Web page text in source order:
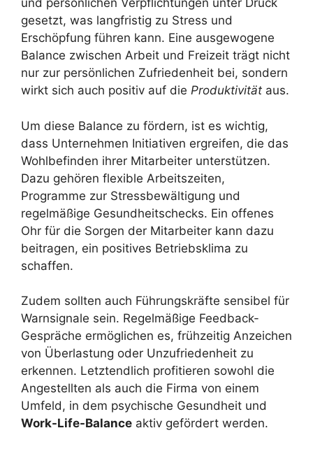
und persönlichen Verpflichtungen unter Druck
gesetzt, was langfristig zu Stress und
Erschöpfung führen kann. Eine ausgewogene
Balance zwischen Arbeit und Freizeit trägt nicht
nur zur persönlichen Zufriedenheit bei, sondern
wirkt sich auch positiv auf die Produktivität aus.
Um diese Balance zu fördern, ist es wichtig,
dass Unternehmen Initiativen ergreifen, die das
Wohlbefinden ihrer Mitarbeiter unterstützen.
Dazu gehören flexible Arbeitszeiten,
Programme zur Stressbewältigung und
regelmäßige Gesundheitschecks. Ein offenes
Ohr für die Sorgen der Mitarbeiter kann dazu
beitragen, ein positives Betriebsklima zu
schaffen.
Zudem sollten auch Führungskräfte sensibel für
Warnsignale sein. Regelmäßige Feedback-
Gespräche ermöglichen es, frühzeitig Anzeichen
von Überlastung oder Unzufriedenheit zu
erkennen. Letztendlich profitieren sowohl die
Angestellten als auch die Firma von einem
Umfeld, in dem psychische Gesundheit und
Work-Life-Balance aktiv gefördert werden.